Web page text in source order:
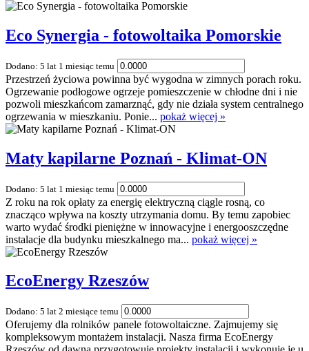
Eco Synergia - fotowoltaika Pomorskie
Dodano: 5 lat 1 miesiąc temu
Przestrzeń życiowa powinna być wygodna w zimnych porach roku.
Ogrzewanie podłogowe ogrzeje pomieszczenie w chłodne dni i nie
pozwoli mieszkańcom zamarznąć, gdy nie działa system centralnego
ogrzewania w mieszkaniu. Ponie... pokaż więcej »
Maty kapilarne Poznań - Klimat-ON
Dodano: 5 lat 1 miesiąc temu
Z roku na rok opłaty za energię elektryczną ciągle rosną, co
znacząco wpływa na koszty utrzymania domu. By temu zapobiec
warto wydać środki pieniężne w innowacyjne i energooszczędne
instalacje dla budynku mieszkalnego ma... pokaż więcej »
EcoEnergy Rzeszów
Dodano: 5 lat 2 miesiące temu
Oferujemy dla rolników panele fotowoltaiczne. Zajmujemy się
kompleksowym montażem instalacji. Nasza firma EcoEnergy